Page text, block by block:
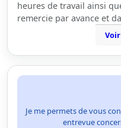
heures de travail ainsi
remercie par avance et
Je me permets de vous
entrevue